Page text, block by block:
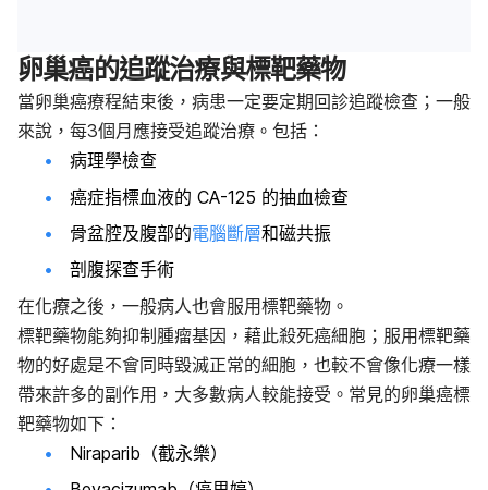
卵巢癌的追蹤治療與標靶藥物
當卵巢癌療程結束後，病患一定要定期回診追蹤檢查；一般
來說，每3個月應接受追蹤治療。包括：
病理學檢查
癌症指標血液的 CA-125 的抽血檢查
骨盆腔及腹部的電腦斷層和磁共振
剖腹探查手術
在化療之後，一般病人也會服用標靶藥物。
標靶藥物能夠抑制腫瘤基因，藉此殺死癌細胞；服用標靶藥
物的好處是不會同時毀滅正常的細胞，也較不會像化療一樣
帶來許多的副作用，大多數病人較能接受。常見的卵巢癌標
靶藥物如下：
Niraparib（截永樂）